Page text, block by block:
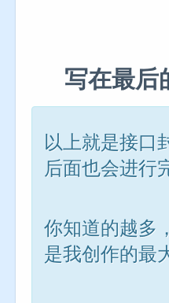
写在最后
以上就是接口
后面也会进行
你知道的越多
是我创作的最